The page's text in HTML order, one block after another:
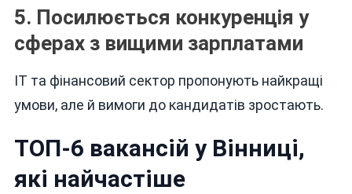
5. Посилюється конкуренція у
сферах з вищими зарплатами
IT та фінансовий сектор пропонують найкращі
умови, але й вимоги до кандидатів зростають.
ТОП-6 вакансій у Вінниці,
які найчастіше